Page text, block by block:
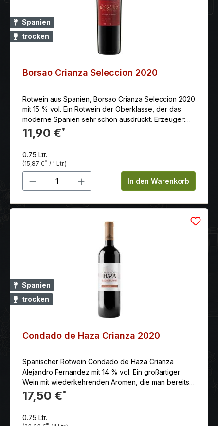
Spanien
trocken
Borsao Crianza Seleccion 2020
Rotwein aus Spanien, Borsao Crianza Seleccion 2020
mit 15 % vol. Ein Rotwein der Oberklasse, der das
moderne Spanien sehr schön ausdrückt. Erzeuger:
Bodegas Borsao. Herkunft: Campo de Borja.
11,90 €*
0.75 Ltr.
(15,87 €* / 1 Ltr.)
Produkt Anzahl: Gib denIn den Warenkorb
Spanien
trocken
Condado de Haza Crianza 2020
Spanischer Rotwein Condado de Haza Crianza
Alejandro Fernandez mit 14 % vol. Ein großartiger
Wein mit wiederkehrenden Aromen, die man bereits
in der Nase hatte. Er ist dicht gewoben, komplex und
ahnt einen langen und mineralischen Nachhall.
Duero in der Region Kastilien-Leon.Klassifizierung:
17,50 €*
0.75 Ltr.